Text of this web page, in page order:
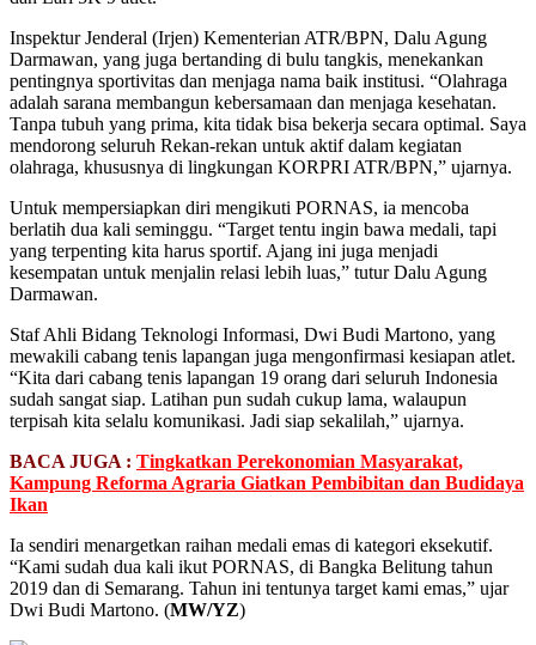
Inspektur Jenderal (Irjen) Kementerian ATR/BPN, Dalu Agung
Darmawan, yang juga bertanding di bulu tangkis, menekankan
pentingnya sportivitas dan menjaga nama baik institusi. “Olahraga
adalah sarana membangun kebersamaan dan menjaga kesehatan.
Tanpa tubuh yang prima, kita tidak bisa bekerja secara optimal. Saya
mendorong seluruh Rekan-rekan untuk aktif dalam kegiatan
olahraga, khususnya di lingkungan KORPRI ATR/BPN,” ujarnya.
Untuk mempersiapkan diri mengikuti PORNAS, ia mencoba
berlatih dua kali seminggu. “Target tentu ingin bawa medali, tapi
yang terpenting kita harus sportif. Ajang ini juga menjadi
kesempatan untuk menjalin relasi lebih luas,” tutur Dalu Agung
Darmawan.
Staf Ahli Bidang Teknologi Informasi, Dwi Budi Martono, yang
mewakili cabang tenis lapangan juga mengonfirmasi kesiapan atlet.
“Kita dari cabang tenis lapangan 19 orang dari seluruh Indonesia
sudah sangat siap. Latihan pun sudah cukup lama, walaupun
terpisah kita selalu komunikasi. Jadi siap sekalilah,” ujarnya.
BACA JUGA : Tingkatkan Perekonomian Masyarakat,
Kampung Reforma Agraria Giatkan Pembibitan dan Budidaya
Ikan
Ia sendiri menargetkan raihan medali emas di kategori eksekutif.
“Kami sudah dua kali ikut PORNAS, di Bangka Belitung tahun
2019 dan di Semarang. Tahun ini tentunya target kami emas,” ujar
Dwi Budi Martono. (MW/YZ)